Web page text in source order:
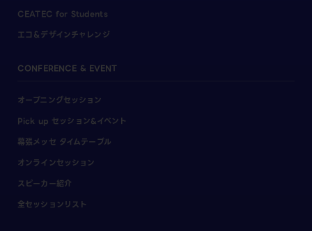
CEATEC for Students
エコ＆デザインチャレンジ
CONFERENCE & EVENT
オープニングセッション
Pick up セッション&イベント
幕張メッセ タイムテーブル
オンラインセッション
スピーカー紹介
全セッションリスト